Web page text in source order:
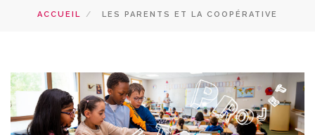
RESSOURCES PEDAGOGIQUES
CONTACT
ACCUEIL LES PARENTS ET LA COOPÉRATIVE